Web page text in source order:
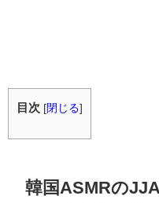
目次 [閉じる]
韓国ASMRの